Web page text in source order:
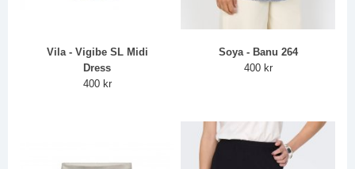
Vila - Vigibe SL Midi
Dress
400 kr
Soya - Banu 264
400 kr